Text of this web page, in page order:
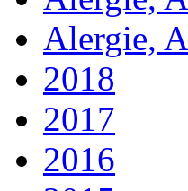
Alergie,
2018
2017
2016